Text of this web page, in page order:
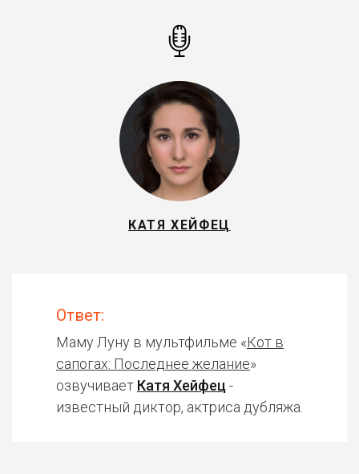
КАТЯ ХЕЙФЕЦ
Ответ:
Маму Луну в мультфильме «Кот в
сапогах: Последнее желание»
озвучивает Катя Хейфец -
известный диктор, актриса дубляжа.